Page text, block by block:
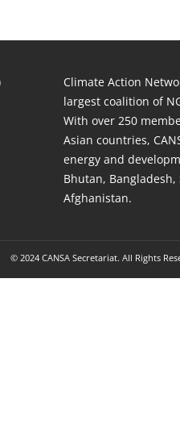
Climate Action
largest coalition of
With over 250
Asian countries,
energy and
Bhutan, Bangladesh,
Afghanistan.
© 2024 CANSA Secretariat. All Rights